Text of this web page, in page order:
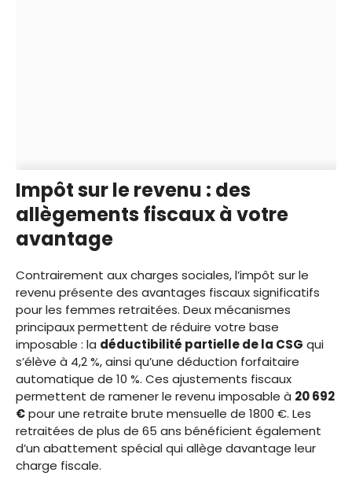
Impôt sur le revenu : des
allègements fiscaux à votre
avantage
Contrairement aux charges sociales, l’impôt sur le
revenu présente des avantages fiscaux significatifs
pour les femmes retraitées. Deux mécanismes
principaux permettent de réduire votre base
imposable : la déductibilité partielle de la CSG qui
s’élève à 4,2 %, ainsi qu’une déduction forfaitaire
automatique de 10 %. Ces ajustements fiscaux
permettent de ramener le revenu imposable à 20 692
€pour une retraite brute mensuelle de 1800 €. Les
retraitées de plus de 65 ans bénéficient également
d’un abattement spécial qui allège davantage leur
charge fiscale.